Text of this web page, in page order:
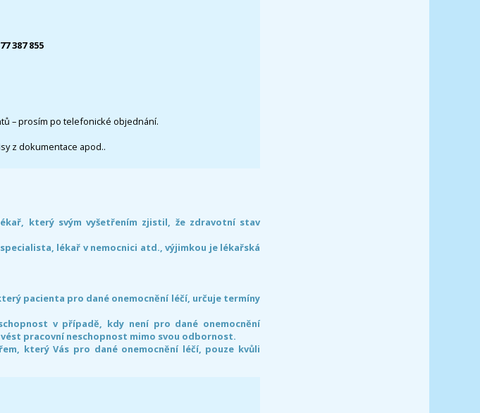
387 855
– prosím po telefonické objednání.
z dokumentace apod..
který svým vyšetřením zjistil, že zdravotní stav
lékař v nemocnici atd., výjimkou je lékařská
pacienta pro dané onemocnění léčí, určuje termíny
v případě, kdy není pro dané onemocnění
pracovní neschopnost mimo svou odbornost.
který Vás pro dané onemocnění léčí, pouze kvůli